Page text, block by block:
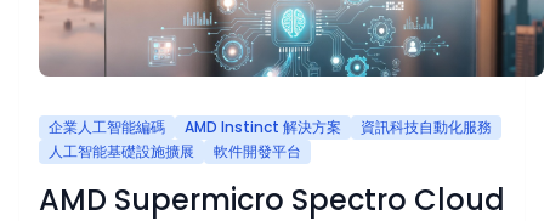
企業人工智能編碼 AMD Instinct 解決方案
資訊科技自動化服務
人工智能基礎設施擴展
軟件開發平台
AMD Supermicro Spectro Cloud